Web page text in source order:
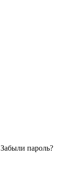
Забыли пароль?